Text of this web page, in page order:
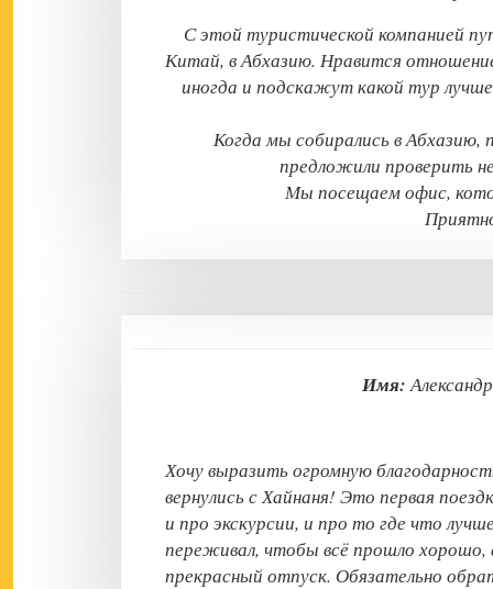
С этой туристической компанией
Китай, в Абхазию. Нравится
иногда и подскажут какой тур
Когда мы собирались в Абхазию,
предложили проверить
Мы посещаем офис,
Имя:
Хочу выразить огромную
вернулись с Хайнаня! Это первая
и про экскурсии, и про то где что
переживал, чтобы всё прошло хорошо,
прекрасный отпуск. Обязательно